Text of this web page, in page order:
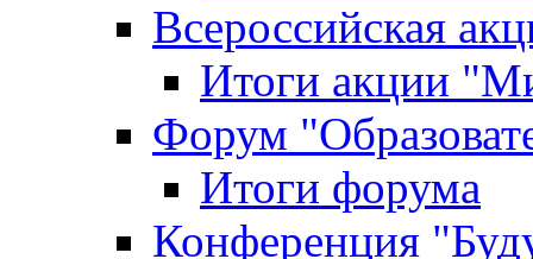
Всероссийская
Итоги акции
Форум
Итоги форума
Конференция